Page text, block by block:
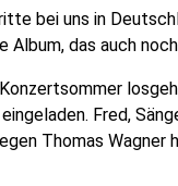
bei uns in
Album, das auch
Fred,
Thomas Wagner